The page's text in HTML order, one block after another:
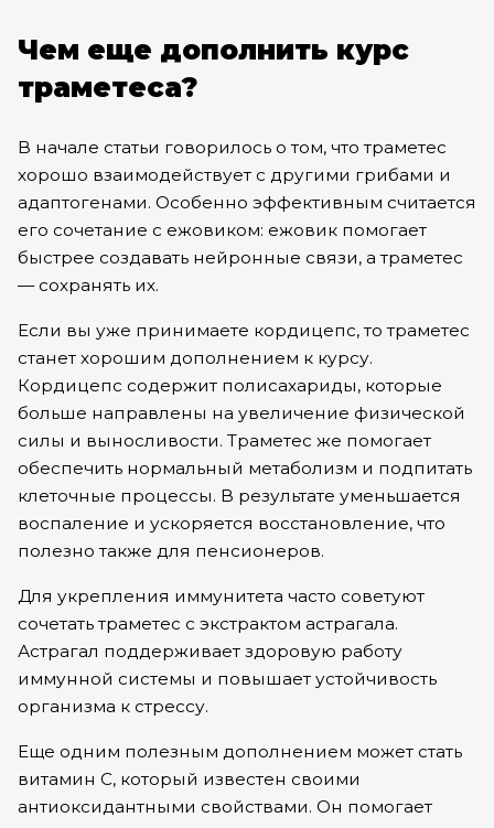
Чем еще дополнить курс
траметеса?
В начале статьи говорилось о том, что траметес
хорошо взаимодействует с другими грибами и
адаптогенами. Особенно эффективным считается
его сочетание с ежовиком: ежовик помогает
быстрее создавать нейронные связи, а траметес
— сохранять их.
Если вы уже принимаете кордицепс, то траметес
станет хорошим дополнением к курсу.
Кордицепс содержит полисахариды, которые
больше направлены на увеличение физической
силы и выносливости. Траметес же помогает
обеспечить нормальный метаболизм и подпитать
клеточные процессы. В результате уменьшается
воспаление и ускоряется восстановление, что
полезно также для пенсионеров.
Для укрепления иммунитета часто советуют
сочетать траметес с экстрактом астрагала.
Астрагал поддерживает здоровую работу
иммунной системы и повышает устойчивость
организма к стрессу.
Еще одним полезным дополнением может стать
витамин C, который известен своими
антиоксидантными свойствами. Он помогает